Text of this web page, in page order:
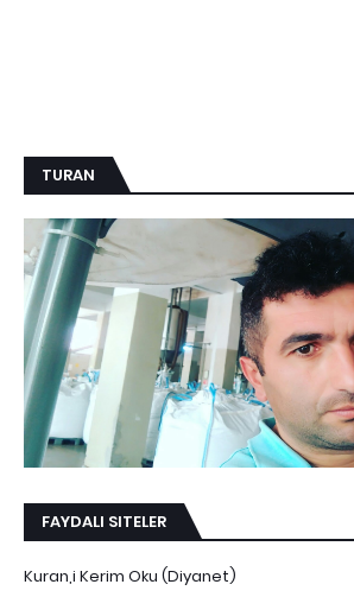
TURAN
FAYDALI SITELER
Kuran,i Kerim Oku (Diyanet)